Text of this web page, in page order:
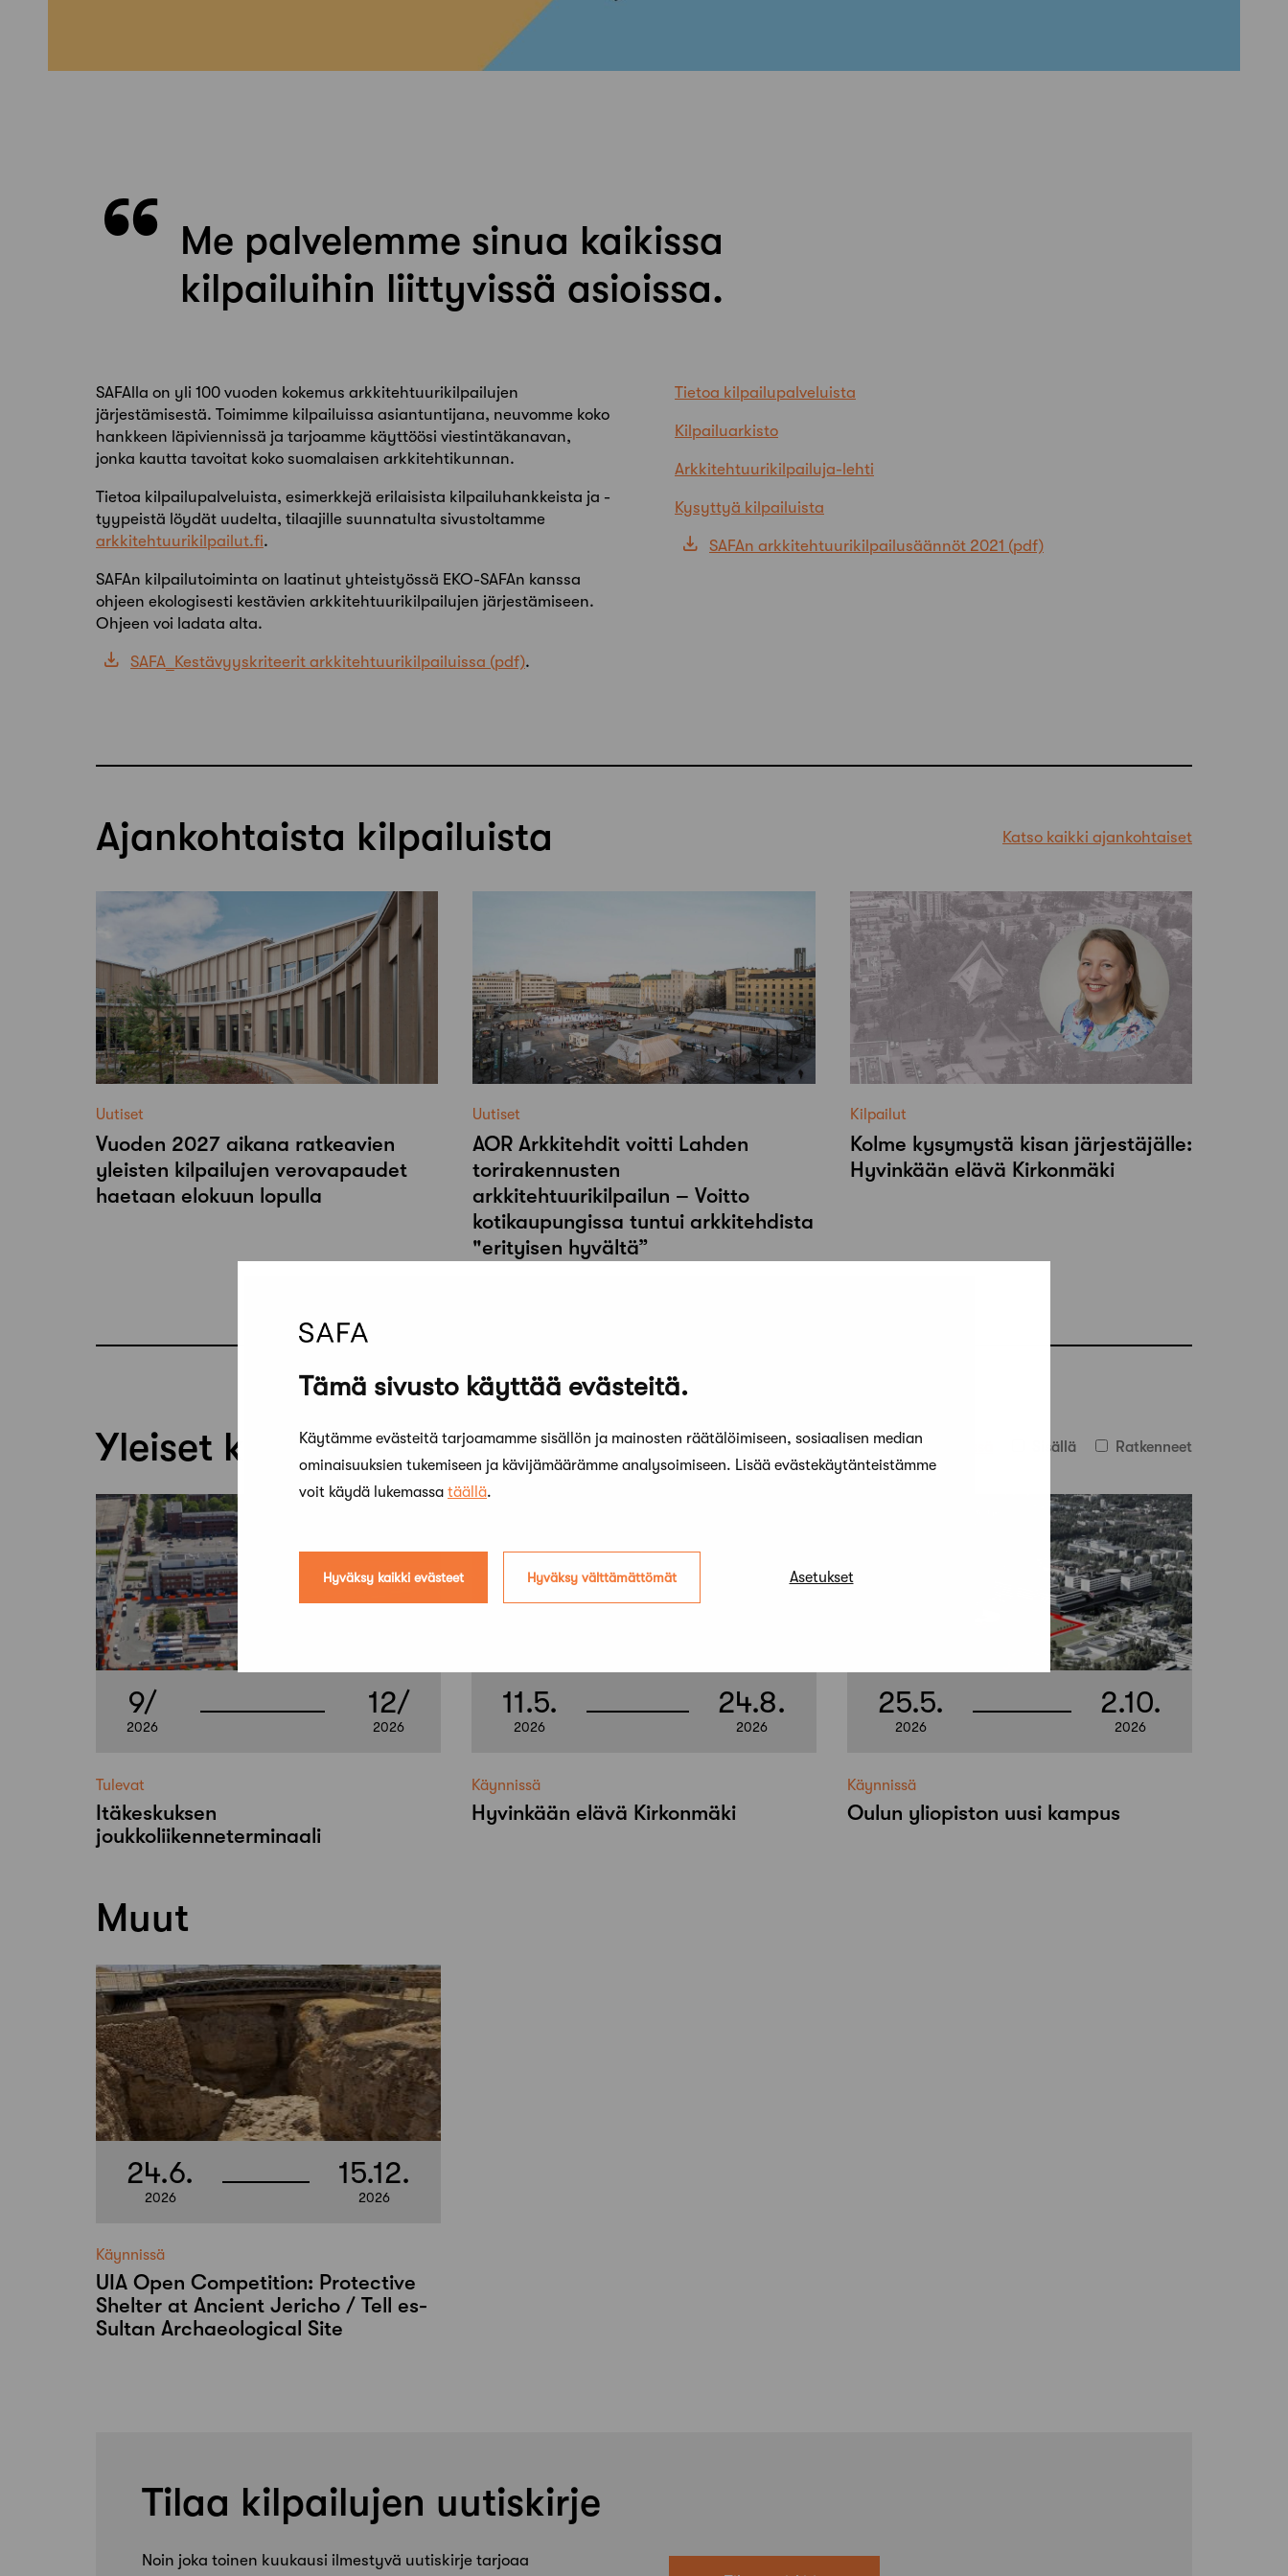
Tämä sivusto käyttää evästeitä.
Käytämme evästeitä tarjoamamme sisällön ja mainosten räätälöimiseen, sosiaalisen median
ominaisuuksien tukemiseen ja kävijämäärämme analysoimiseen. Lisää evästekäytänteistämme
voit käydä lukemassa täällä.
Hyväksy kaikki evästeet Hyväksy välttämättömät Asetukset
Me palvelemme sinua kaikissa
kilpailuihin liittyvissä asioissa.
SAFAlla on yli 100 vuoden kokemus arkkitehtuurikilpailujen
järjestämisestä. Toimimme kilpailuissa asiantuntijana, neuvomme koko
hankkeen läpiviennissä ja tarjoamme käyttöösi viestintäkanavan,
jonka kautta tavoitat koko suomalaisen arkkitehtikunnan.
Tietoa kilpailupalveluista, esimerkkejä erilaisista kilpailuhankkeista ja -
tyypeistä löydät uudelta, tilaajille suunnatulta sivustoltamme
arkkitehtuurikilpailut.fi.
SAFAn kilpailutoiminta on laatinut yhteistyössä EKO-SAFAn kanssa
ohjeen ekologisesti kestävien arkkitehtuurikilpailujen järjestämiseen.
Ohjeen voi ladata alta.
SAFA_Kestävyyskriteerit arkkitehtuurikilpailuissa .
Tietoa kilpailupalveluista
Kilpailuarkisto
Arkkitehtuurikilpailuja-lehti
Kysyttyä kilpailuista
SAFAn arkkitehtuurikilpailusäännöt 2021
Ajankohtaista kilpailuista Katso kaikki ajankohtaiset
Uutiset
Vuoden 2027 aikana ratkeavien
yleisten kilpailujen verovapaudet
haetaan elokuun lopulla
Uutiset
AOR Arkkitehdit voitti Lahden
torirakennusten
arkkitehtuurikilpailun – Voitto
kotikaupungissa tuntui arkkitehdista
"erityisen hyvältä”
Kilpailut
Kolme kysymystä kisan järjestäjälle:
Hyvinkään elävä Kirkonmäki
Kaikki Tulevat Sisällä Ratkenneet
Yleiset kilpailut
9/
2026
12/
2026
Tulevat
Itäkeskuksen
joukkoliikenneterminaali
11.5.
2026
24.8.
2026
Käynnissä
Hyvinkään elävä Kirkonmäki
25.5.
2026
2.10.
2026
Käynnissä
Oulun yliopiston uusi kampus
Muut
24.6.
2026
15.12.
2026
Käynnissä
UIA Open Competition: Protective
Shelter at Ancient Jericho / Tell es-
Sultan Archaeological Site
Tilaa kilpailujen uutiskirje
Noin joka toinen kuukausi ilmestyvä uutiskirje tarjoaa